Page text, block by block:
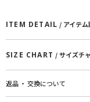
ITEM DETAIL / アイテ
SIZE CHART / サイズチ
返品 ・ 交換について